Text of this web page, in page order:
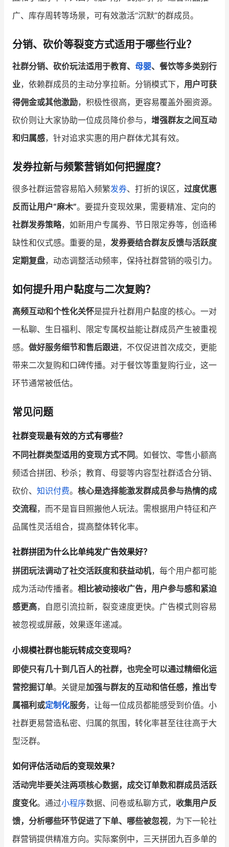
广、库存周转等场景，可有效激活“沉默”的群成员。
分销、砍价等裂变方式适用于哪些行业？
社群分销、砍价玩法适用于教育、 母婴、餐饮等多类别行
业，依赖群成员的主动分享拉新。分销模式下， 用户可获
得佣金或其他激励，积极性很高，更容易覆盖外圈资源。
砍价则让大家协助一位成员降价参与， 增强群友之间互动
和归属感，针对追求实惠的用户群体尤其有效。
发券拉新与频繁营销如何把握度？
很多社群运营容易陷入频繁发券、打折的误区， 过度优惠
反而让用户“麻木”。要提升变现效果，需要精准、定向的
社群发券策略，如新用户专属券、节日限定券等，创造稀
缺性和仪式感。重要的是， 发券要结合群友反馈与活跃度
定期复盘，动态调整活动频率，保持社群营销的吸引力。
如何提升用户黏度与二次复购？
高频互动和个性化关怀是提升社群用户黏度的核心。一对
一私聊、生日福利、限定专属权益能让群成员产生被重视
感。 做好服务细节和售后跟进，不仅促进首次成交，更能
带来二次复购和口碑传播。对于餐饮等重复购行业，这一
环节通常被低估。
常见问题
社群变现最有效的方式有哪些？
不同社群类型适用的变现方式不同。如餐饮、零售小额高
频适合拼团、秒杀；教育、母婴等内容型社群适合分销、
砍价、 知识付费。 核心是选择能激发群成员参与热情的成
交流程，而不是盲目照搬他人玩法。需根据用户特征和产
品属性灵活组合，提高整体转化率。
社群拼团为什么比单纯发广告效果好？
拼团玩法调动了社交活跃度和获益动机，每个用户都可能
成为活动传播者。 相比被动接收广告，用户参与感和紧迫
感更高，自愿引流拉新，裂变速度更快。广告模式则容易
被忽视或屏蔽，效果逐年递减。
小规模社群也能玩转成交变现吗？
即使只有几十到几百人的社群，也完全可以通过精细化运
营挖掘订单。关键是加强与群友的互动和信任感，推出专
属福利或定制化服务，让每一位成员都能感受到价值。小
社群更易营造私密、归属的氛围，转化率甚至往往高于大
型泛群。
如何评估活动后的变现效果？
活动完毕要关注两项核心数据，成交订单数和群成员活跃
度变化。通过小程序数据、问卷或私聊方式， 收集用户反
馈，分析哪些环节促进了下单、哪些被忽视，为下一轮社
群营销提供精准方向。实际案例中，三天拼团九百多单的